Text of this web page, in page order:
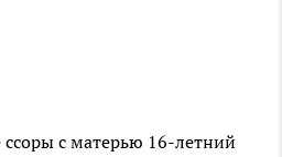
ссоры с матерью 16-летний